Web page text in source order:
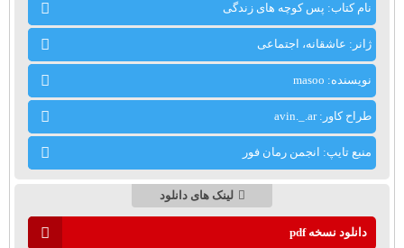
نام کتاب: پس کوچه های زندگی
ژانر: عاشقانه، اجتماعی
نویسنده: masoo
طراح کاور: avin._.ar
منبع تایپ: انجمن رمان فور
لینک های دانلود
دانلود نسخه pdf